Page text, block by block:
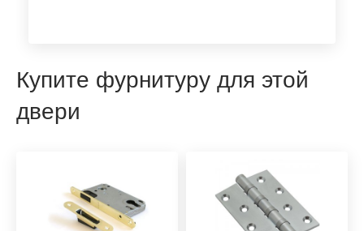
Купите фурнитуру для этой
двери